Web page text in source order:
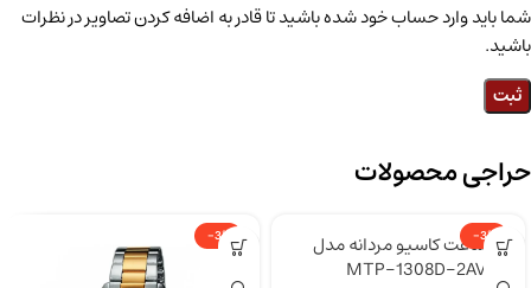
شما باید وارد حساب خود شده باشید تا قادر به اضافه کردن تصاویر در نظرات
باشید.
حراجی محصولات
-3%
-3%